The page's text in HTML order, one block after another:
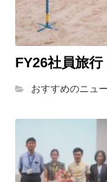
FY26社員旅行
おすすめのニュ